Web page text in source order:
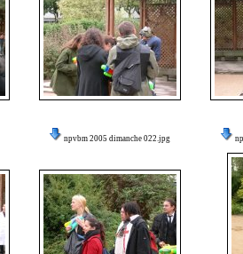
npvbm 2005 dimanche 022.jpg